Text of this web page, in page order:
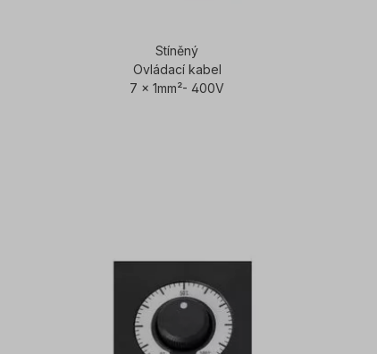
Stíněný
Ovládací kabel
7 x 1mm²- 400V